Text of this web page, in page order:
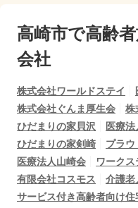
高崎市で高齢
会社
株式会社ワールドステイ
株式会社ぐんま厚生会
株
ひだまりの家貝沢
医療
ひだまりの家剣崎
プラウ
医療法人山崎会
ワーク
有限会社コスモス
介護老
サービス付き高齢者向け住